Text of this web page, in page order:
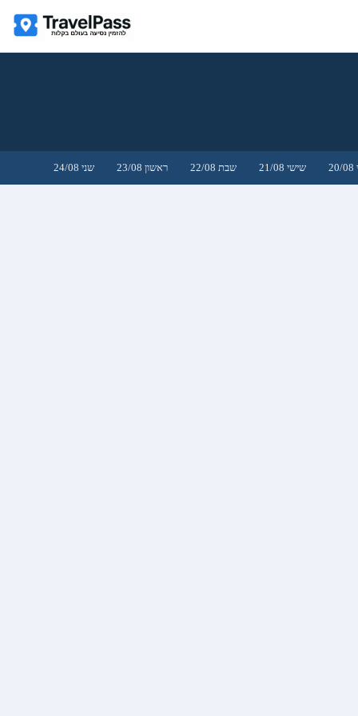
שישי 21/08 שבת 22/08 ראשון 23/08 שני 24/08